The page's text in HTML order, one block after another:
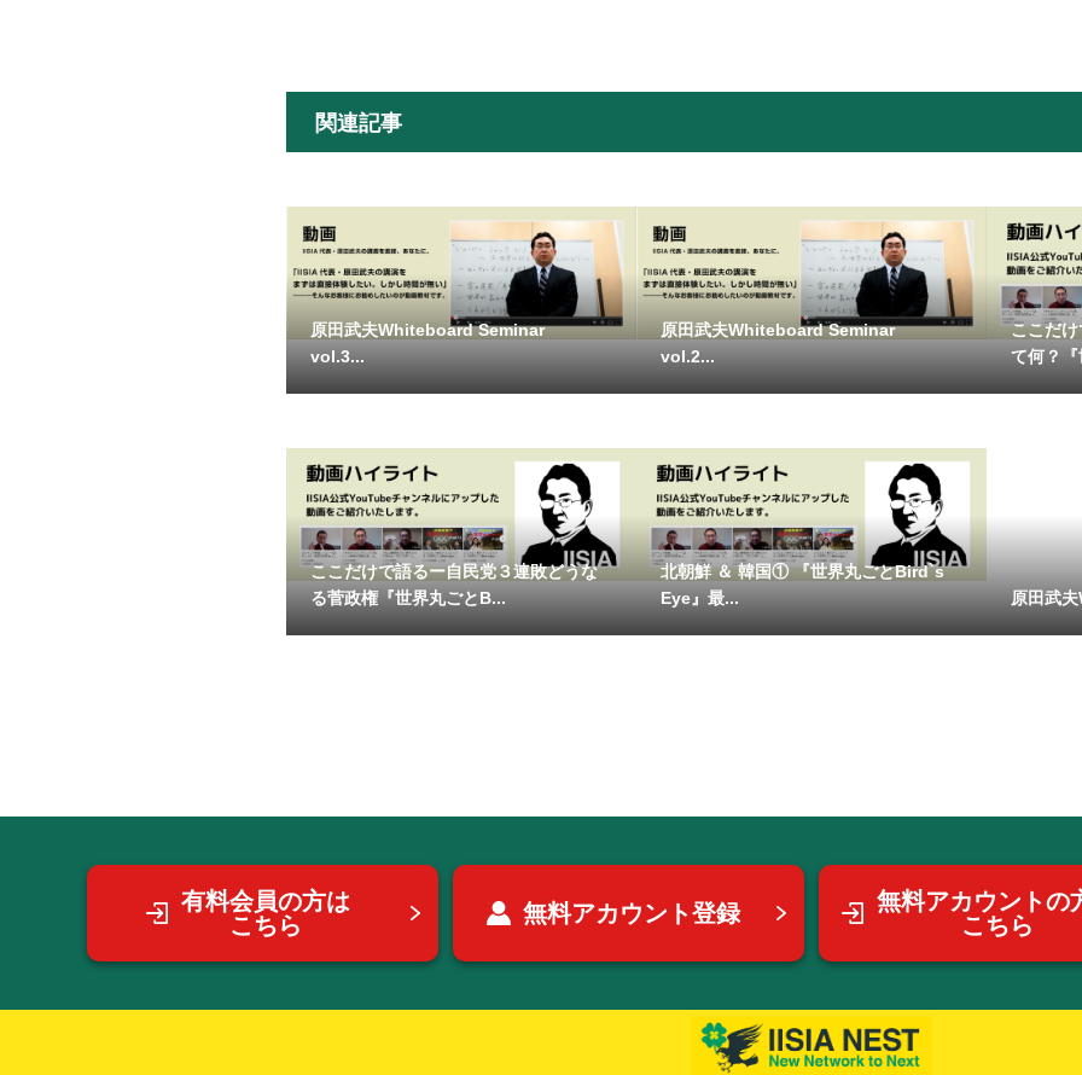
関連記事
原田武夫Whiteboard Seminar
vol.3...
原田武夫Whiteboard Seminar
vol.2...
ここだ
て何？
ここだけで語るー自民党３連敗どうな
る菅政権『世界丸ごとB...
北朝鮮 ＆ 韓国① 『世界丸ごとBird`s
Eye』最...
原田武
有料会員の方は
こちら
無料アカウント登録
無料アカウントの
こちら